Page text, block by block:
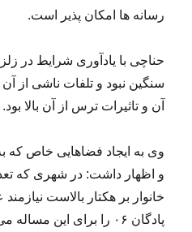
رسانه ها امکان پذیر است.
حناچی با یادآوری شرایط در
سنگین نبود و تلفات ناشی از آن
آن و تاثیرات ترس از آن بالا بود.
وی به ایجاد فضاهایی خاص که
و اظهار داشت: در شهری که
خانوار بر هکتار بالاست
پادگان ۰۶ را برای این